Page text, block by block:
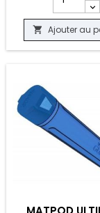
 Ajouter au